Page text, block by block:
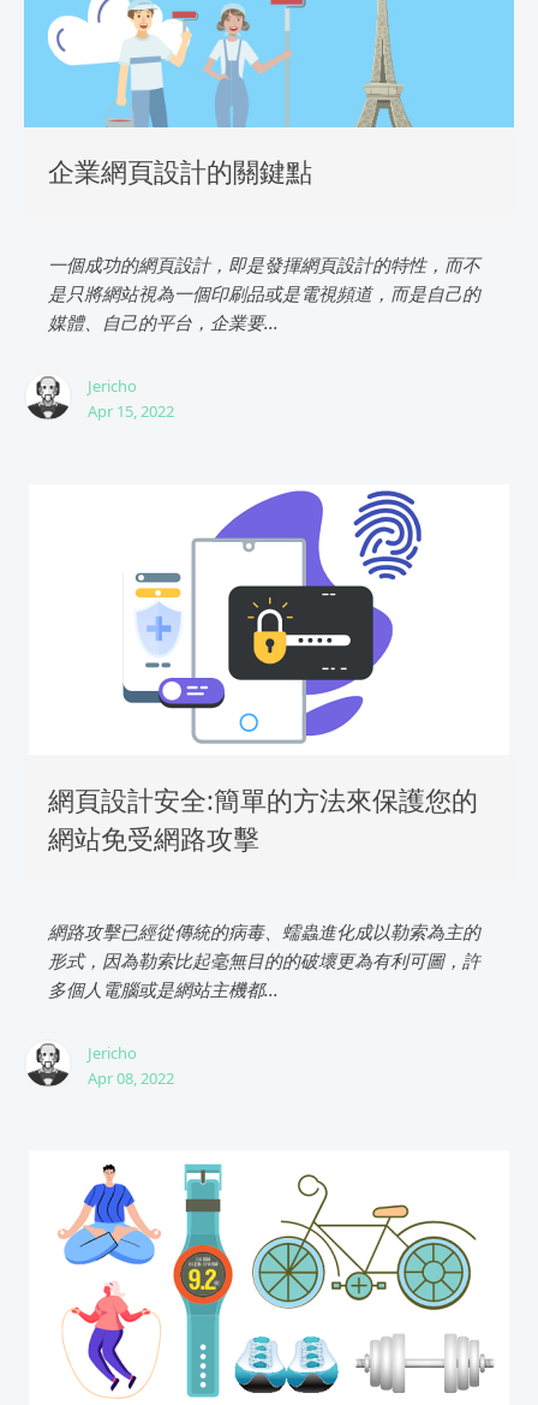
企業網頁設計的關鍵點
一個成功的網頁設計，即是發揮網頁設計的特性，而不
是只將網站視為一個印刷品或是電視頻道，而是自己的
媒體、自己的平台，企業要...
Jericho
Apr 15, 2022
網頁設計安全:簡單的方法來保護您的
網站免受網路攻擊
網路攻擊已經從傳統的病毒、蠕蟲進化成以勒索為主的
形式，因為勒索比起毫無目的的破壞更為有利可圖，許
多個人電腦或是網站主機都...
Jericho
Apr 08, 2022